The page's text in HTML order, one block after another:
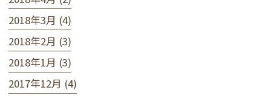
2018年3月 (4)
2018年2月 (3)
2018年1月 (3)
2017年12月 (4)